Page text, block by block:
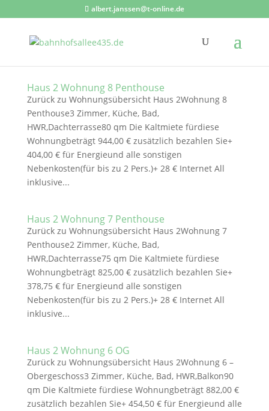
albert.janssen@t-online.de
Haus 2 Wohnung 8 Penthouse
Zurück zu Wohnungsübersicht Haus 2Wohnung 8
Penthouse3 Zimmer, Küche, Bad,
HWR,Dachterrasse80 qm Die Kaltmiete fürdiese
Wohnungbeträgt 944,00 € zusätzlich bezahlen Sie+
404,00 € für Energieund alle sonstigen
Nebenkosten(für bis zu 2 Pers.)+ 28 € Internet All
inklusive...
Haus 2 Wohnung 7 Penthouse
Zurück zu Wohnungsübersicht Haus 2Wohnung 7
Penthouse2 Zimmer, Küche, Bad,
HWR,Dachterrasse75 qm Die Kaltmiete fürdiese
Wohnungbeträgt 825,00 € zusätzlich bezahlen Sie+
378,75 € für Energieund alle sonstigen
Nebenkosten(für bis zu 2 Pers.)+ 28 € Internet All
inklusive...
Haus 2 Wohnung 6 OG
Zurück zu Wohnungsübersicht Haus 2Wohnung 6 –
Obergeschoss3 Zimmer, Küche, Bad, HWR,Balkon90
qm Die Kaltmiete fürdiese Wohnungbeträgt 882,00 €
zusätzlich bezahlen Sie+ 454,50 € für Energieund alle